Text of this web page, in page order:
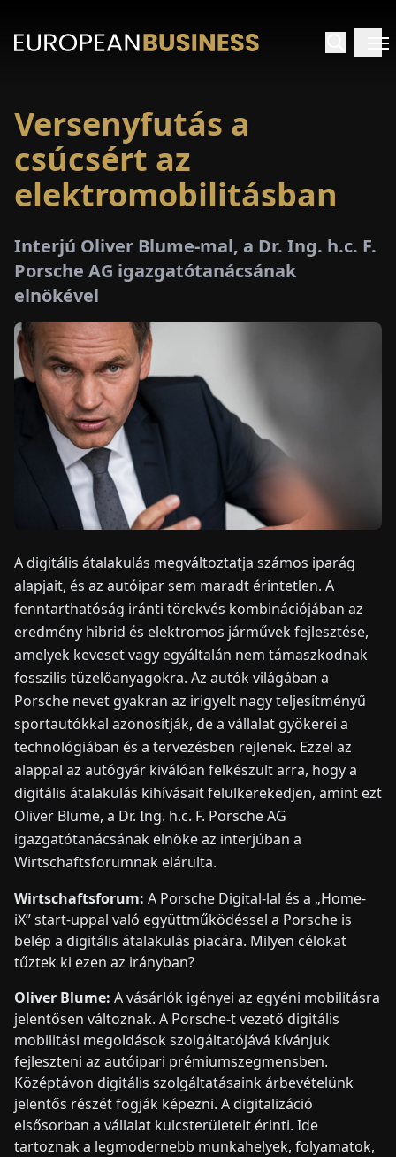
E-
PAPÍR
KAPCSOLAT
Versenyfutás a
csúcsért az
elektromobilitásban
Interjú Oliver Blume-mal, a Dr. Ing. h.c. F.
Porsche AG igazgatótanácsának
elnökével
A digitális átalakulás megváltoztatja számos iparág
alapjait, és az autóipar sem maradt érintetlen. A
fenntarthatóság iránti törekvés kombinációjában az
eredmény hibrid és elektromos járművek fejlesztése,
amelyek keveset vagy egyáltalán nem támaszkodnak
fosszilis tüzelőanyagokra. Az autók világában a
Porsche nevet gyakran az irigyelt nagy teljesítményű
sportautókkal azonosítják, de a vállalat gyökerei a
technológiában és a tervezésben rejlenek. Ezzel az
alappal az autógyár kiválóan felkészült arra, hogy a
digitális átalakulás kihívásait felülkerekedjen, amint ezt
Oliver Blume, a Dr. Ing. h.c. F. Porsche AG
igazgatótanácsának elnöke az interjúban a
Wirtschaftsforumnak elárulta.
Wirtschaftsforum: A Porsche Digital-lal és a „Home-
iX” start-uppal való együttműködéssel a Porsche is
belép a digitális átalakulás piacára. Milyen célokat
tűztek ki ezen az irányban?
Oliver Blume: A vásárlók igényei az egyéni mobilitásra
jelentősen változnak. A Porsche-t vezető digitális
mobilitási megoldások szolgáltatójává kívánjuk
fejleszteni az autóipari prémiumszegmensben.
Középtávon digitális szolgáltatásaink árbevételünk
jelentős részét fogják képezni. A digitalizáció
elsősorban a vállalat kulcsterületeit érinti. Ide
tartoznak a legmodernebb munkahelyek, folyamatok,